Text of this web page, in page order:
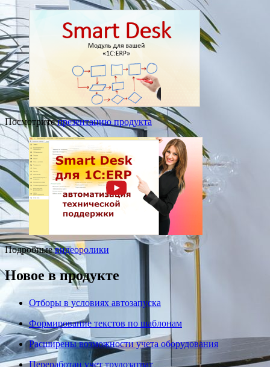
Посмотритепрезентацию продукта
Подробныевидеоролики
Новое в продукте
Отборы в условиях автозапуска
Формирование текстов по шаблонам
Расширены возможности учета оборудования
Переработан учет трудозатрат